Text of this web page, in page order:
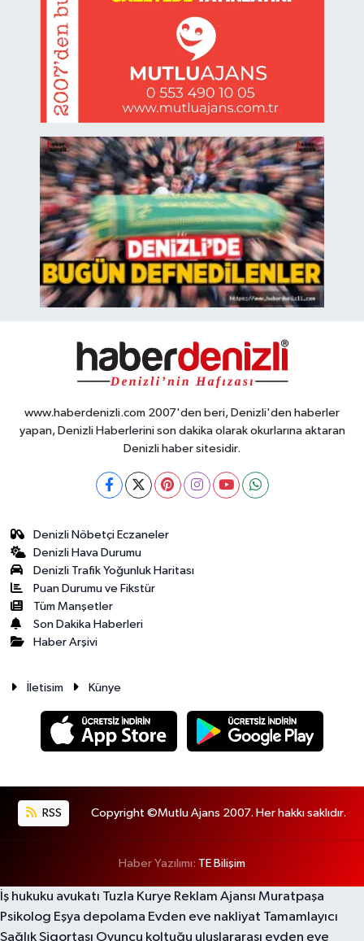
www.haberdenizli.com 2007'den beri, Denizli'den haberler
yapan, Denizli Haberlerini son dakika olarak okurlarına aktaran
Denizli haber sitesidir.
Denizli Nöbetçi Eczaneler
Denizli Hava Durumu
Denizli Trafik Yoğunluk Haritası
Puan Durumu ve Fikstür
Tüm Manşetler
Son Dakika Haberleri
Haber Arşivi
İletisim Künye
RSS Copyright ©Mutlu Ajans 2007. Her hakkı saklıdır.
Haber Yazılımı: TE Bilişim
İş hukuku avukatı Tuzla Kurye Reklam Ajansı Muratpaşa
Psikolog Eşya depolama Evden eve nakliyat Tamamlayıcı
Sağlık Sigortası Oyuncu koltuğu uluslararası evden eve